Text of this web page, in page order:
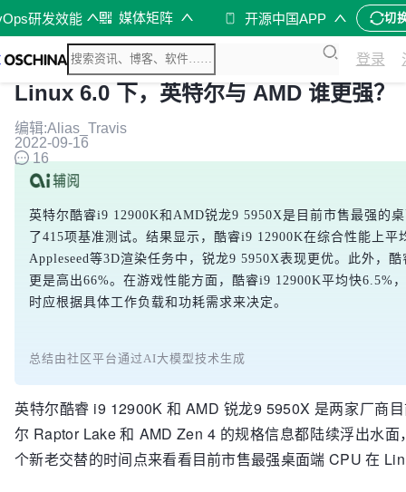
研发效能 媒体矩阵 开源中国APP 切
登录
Linux 6.0 下，英特尔与 AMD 谁更强？
编辑:Alias_Travis
2022-09-16
16
英特尔酷睿i9 12900K和AMD锐龙9 5950X是目前市售最强的
了415项基准测试。结果显示，酷睿i9 12900K在综合性能上
Appleseed等3D渲染任务中，锐龙9 5950X表现更优。此外，
更是高出66%。在游戏性能方面，酷睿i9 12900K平均快6.5%
时应根据具体工作负载和功耗需求来决定。
总结由社区平台通过AI大模型技术生成
英特尔酷睿 i9 12900K 和 AMD 锐龙9 5950X 是两家厂商
尔 Raptor Lake 和 AMD Zen 4 的规格信息都陆续浮出水
个新老交替的时间点来看看目前市售最强桌面端 CPU 在